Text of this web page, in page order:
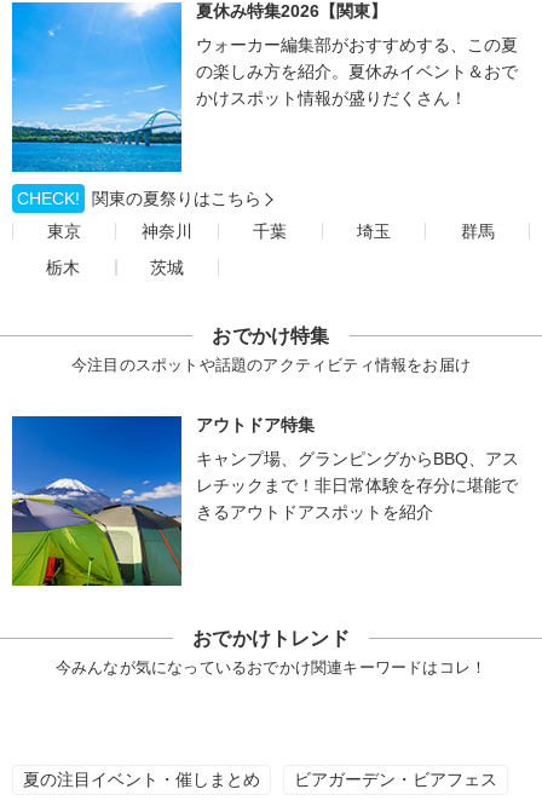
夏休み特集2026【関東】
ウォーカー編集部がおすすめする、この夏
の楽しみ方を紹介。夏休みイベント＆おで
かけスポット情報が盛りだくさん！
CHECK!
関東の夏祭りはこちら
東京
神奈川 千葉 埼玉
群馬
栃木
茨城
おでかけ特集
今注目のスポットや話題のアクティビティ情報をお届け
アウトドア特集
キャンプ場、グランピングからBBQ、アス
レチックまで！非日常体験を存分に堪能で
きるアウトドアスポットを紹介
おでかけトレンド
今みんなが気になっているおでかけ関連キーワードはコレ！
夏の注目イベント・催しまとめ ビアガーデン・ビアフェス